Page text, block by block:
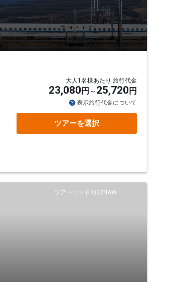
大人1名様あたり 旅行代金
23,080 円 25,720 円
表示旅行代金について
ツアーを選択
ツアーコード Q02NAW